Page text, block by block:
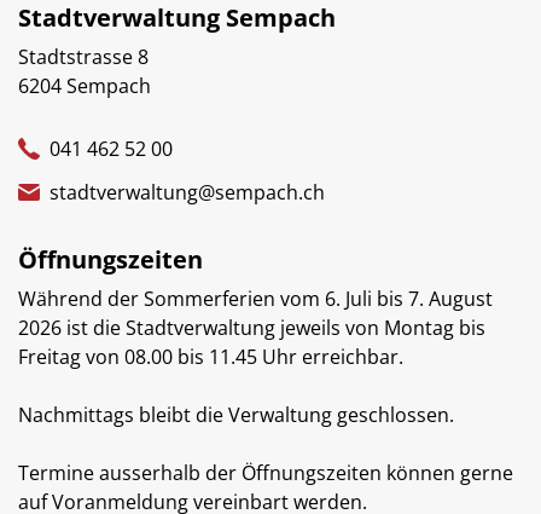
Stadtverwaltung Sempach
Stadtstrasse 8
6204 Sempach
041 462 52 00
stadtverwaltung@sempach.ch
Öffnungszeiten
Während der Sommerferien vom 6. Juli bis 7. August
2026 ist die Stadtverwaltung jeweils von Montag bis
Freitag von 08.00 bis 11.45 Uhr erreichbar.
Nachmittags bleibt die Verwaltung geschlossen.
Termine ausserhalb der Öffnungszeiten können gerne
auf Voranmeldung vereinbart werden.